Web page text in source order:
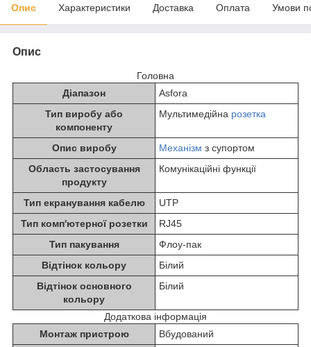
Опис Характеристики Доставка Оплата Умови
Опис
Головна
Діапазон
Asfora
Тип виробу або
компоненту
Мультимедійна розетка
Опис виробу Механізм з супортом
Область застосування
продукту
Комунікаційні функції
Тип екранування кабелю
UTP
Тип комп'ютерної розетки
RJ45
Тип пакування
Флоу-пак
Відтінок кольору
Білий
Відтінок основного
кольору
Білий
Додаткова інформація
Монтаж пристрою
Вбудований